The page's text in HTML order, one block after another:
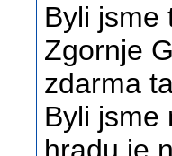
Byli jsme
Zgornje
zdarma
Byli jsme